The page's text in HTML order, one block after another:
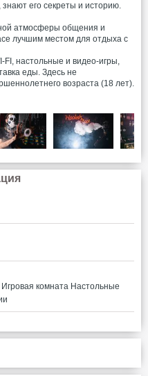
его секреты и историю.
атмосферы общения и
лучшим местом для отдыха с
FI, настольные и видео-игры,
еды. Здесь не
возраста (18 лет).
Игровая комната Настольные